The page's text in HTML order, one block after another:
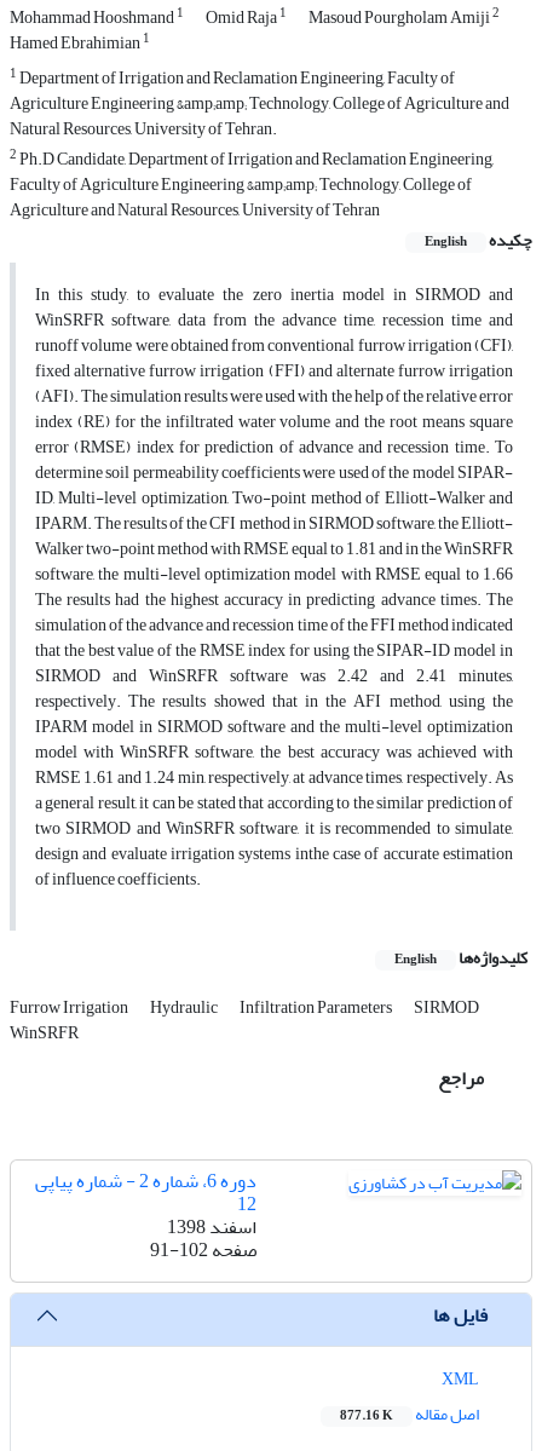
Mohammad Hooshmand1 Omid Raja1 Masoud Pourgholam Amiji2
Hamed Ebrahimian1
1Department of Irrigation and Reclamation Engineering, Faculty of
Agriculture Engineering &amp;amp; Technology, College of Agriculture and
Natural Resources, University of Tehran.
2Ph.D Candidate, Department of Irrigation and Reclamation Engineering,
Faculty of Agriculture Engineering &amp;amp; Technology, College of
Agriculture and Natural Resources, University of Tehran
چکیده
English
In this study, to evaluate the zero inertia model in SIRMOD and
WinSRFR software, data from the advance time, recession time and
runoff volume were obtained from conventional furrow irrigation (CFI),
fixed alternative furrow irrigation (FFI) and alternate furrow irrigation
(AFI). The simulation results were used with the help of the relative error
index (RE) for the infiltrated water volume and the root means square
error (RMSE) index for prediction of advance and recession time. To
determine soil permeability coefficients were used of the model SIPAR-
ID, Multi-level optimization, Two-point method of Elliott-Walker and
IPARM. The results of the CFI method in SIRMOD software, the Elliott-
Walker two-point method with RMSE equal to 1.81 and in the WinSRFR
software, the multi-level optimization model with RMSE equal to 1.66
The results had the highest accuracy in predicting advance times. The
simulation of the advance and recession time of the FFI method indicated
that the best value of the RMSE index for using the SIPAR-ID model in
SIRMOD and WinSRFR software was 2.42 and 2.41 minutes,
respectively. The results showed that in the AFI method, using the
IPARM model in SIRMOD software and the multi-level optimization
model with WinSRFR software, the best accuracy was achieved with
RMSE 1.61 and 1.24 min, respectively, at advance times, respectively. As
a general result, it can be stated that according to the similar prediction of
two SIRMOD and WinSRFR software, it is recommended to simulate,
design and evaluate irrigation systems inthe case of accurate estimation
of influence coefficients.
کلیدواژه‌ها English
Furrow Irrigation Hydraulic Infiltration Parameters SIRMOD
WinSRFR
مراجع
دوره 6، شماره 2 - شماره پیاپی
12
اسفند 1398
صفحه91-102
فایل ها
اصل مقاله
877.16 K